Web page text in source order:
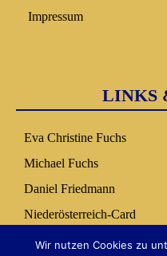
Impressum
LINKS
Eva Christine Fuchs
Michael Fuchs
Daniel Friedmann
Niederösterreich-Card
Nuseum Copilot
Wir nutzen Cookies zu